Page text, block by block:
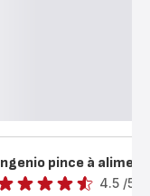
pince à
Note
4.5 /5